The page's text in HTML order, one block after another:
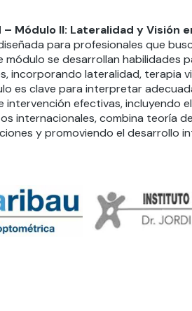
Módulo II: Lateralidad y Visión
para profesionales que
se desarrollan habilidades
incorporando lateralidad, terapia
es clave para interpretar
intervención efectivas, incluyendo
internacionales, combina teoría
y promoviendo el desarrollo